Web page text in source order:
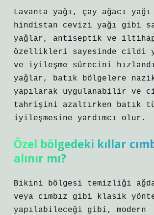
Lavanta yağı, çay ağacı yağı
hindistan cevizi yağı gibi
yağlar, antiseptik ve
özellikleri sayesinde cildi
ve iyileşme sürecini
yağlar, batık bölgelere
yapılarak uygulanabilir ve
tahrişini azaltırken batık
iyileşmesine yardımcı olur.
Özel bölgedeki kıllar
alınır mı?
Bikini bölgesi temizliği
veya cımbız gibi klasik
yapılabileceği gibi, modern